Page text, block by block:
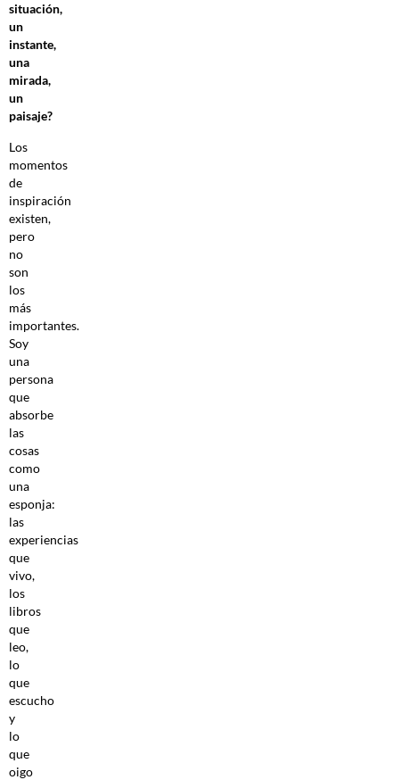
situación,
un
instante,
una
mirada,
un
paisaje?
Los
momentos
de
inspiración
existen,
pero
no
son
los
más
importantes.
Soy
una
persona
que
absorbe
las
cosas
como
una
esponja:
las
experiencias
que
vivo,
los
libros
que
leo,
lo
que
escucho
y
lo
que
oigo